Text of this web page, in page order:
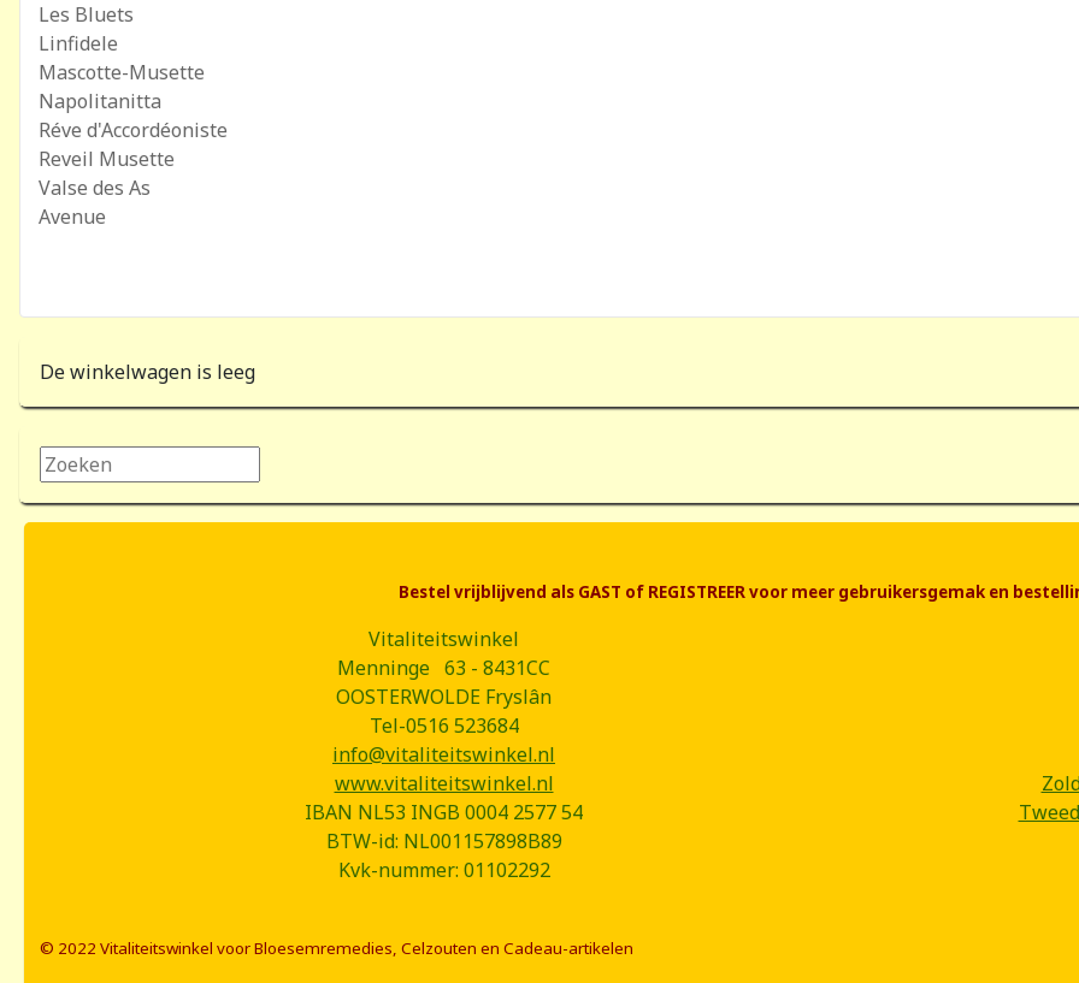
Les Bluets
Linfidele
Mascotte-Musette
Napolitanitta
Réve d'Accordéoniste
Reveil Musette
Valse des As
Avenue
De winkelwagen is leeg
Zoeken...
Bestel vrijblijvend als GAST of REGISTREER voor meer gebruikersgemak en
Vitaliteitswinkel
Menninge 63 - 8431CC
OOSTERWOLDE Fryslân
Tel-0516 523684
info@vitaliteitswinkel.nl
www.vitaliteitswinkel.nl
IBAN NL53 INGB 0004 2577 54
BTW-id: NL001157898B89
Kvk-nummer: 01102292
© 2022 Vitaliteitswinkel voor Bloesemremedies, Celzouten en Cadeau-artikelen